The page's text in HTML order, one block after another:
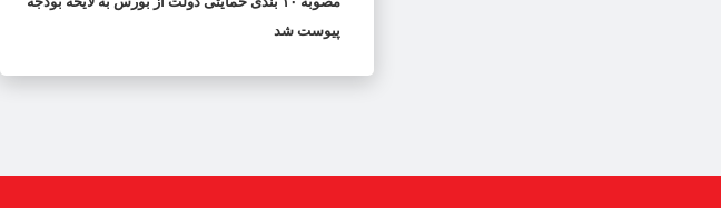
پیوست شد